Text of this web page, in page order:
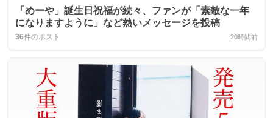
「めーや」誕生日祝福が続々、ファンが「素敵な一年
になりますように」など熱いメッセージを投稿
36件のポスト 20時間前